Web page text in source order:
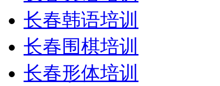
长春韩语培训
长春围棋培训
长春形体培训